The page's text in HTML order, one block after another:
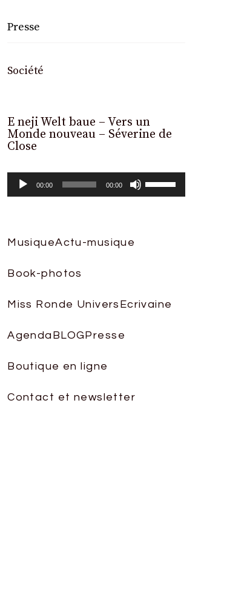
Presse
Société
E neji Welt baue – Vers un
Monde nouveau – Séverine de
Close
00:00 00:00
Utilisez
les
MusiqueActu-musique
Book-photos
Miss Ronde Univers Ecrivaine
Agenda BLOGPresse
Boutique en ligne
Contact et newsletter